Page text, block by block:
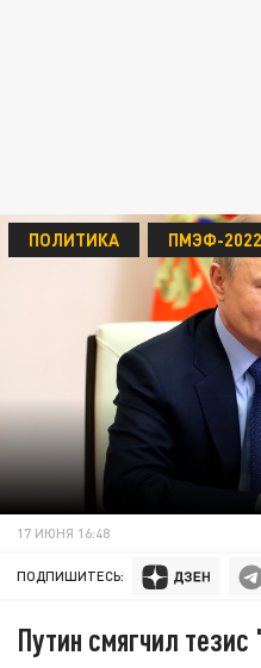
ПОЛИТИКА ПМЭФ-2022
17 ИЮНЯ 16:48
ПОДПИШИТЕСЬ:
Путин смягчил